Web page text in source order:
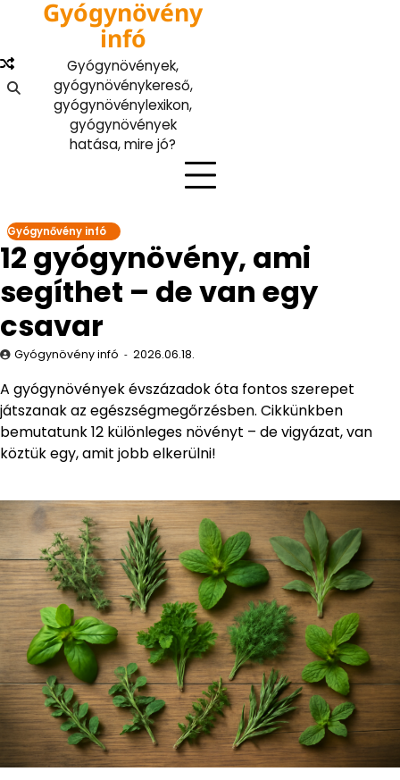
content
Gyógynövény
infó
Gyógynövények,
gyógynövénykereső,
gyógynövénylexikon,
gyógynövények
hatása, mire jó?
Gyógynővény infó
12 gyógynövény, ami
segíthet – de van egy
csavar
Gyógynövény infó 2026.06.18.
A gyógynövények évszázadok óta fontos szerepet
játszanak az egészségmegőrzésben. Cikkünkben
bemutatunk 12 különleges növényt – de vigyázat, van
köztük egy, amit jobb elkerülni!